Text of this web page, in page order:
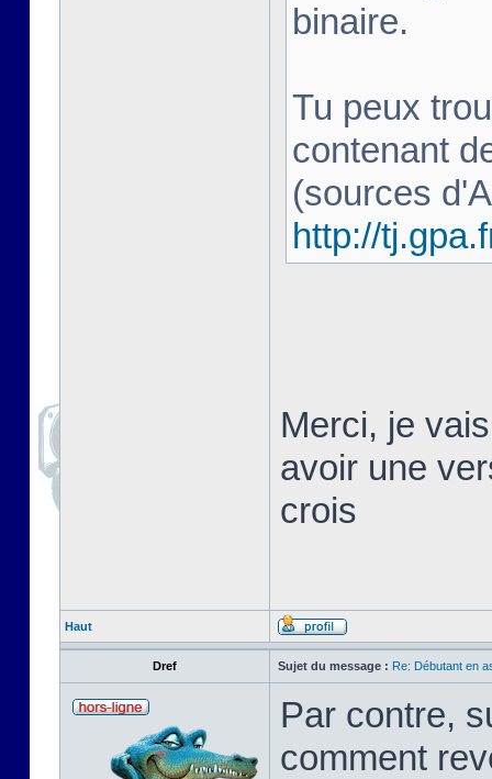
binaire.
Tu peux
contenant
(sources
http://
Merci, je
avoir une
crois
Haut
Dref Sujet du message : Re: Débutant en
Par contre,
comment